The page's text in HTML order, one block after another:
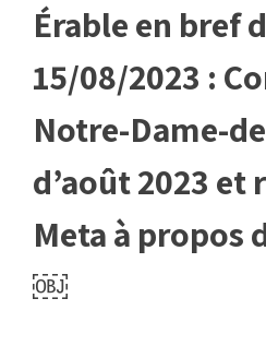
Érable en bref
15/08/2023 :
Notre-Dame-
d’août 2023 et
Meta à propos
￼